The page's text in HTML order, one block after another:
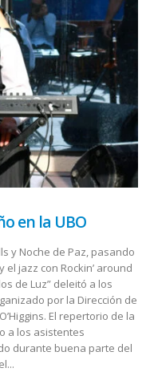
en la UBO
y Noche de Paz, pasando
jazz con Rockin’ around
de Luz” deleitó a los
por la Dirección de
El repertorio de la
a los asistentes
durante buena parte del